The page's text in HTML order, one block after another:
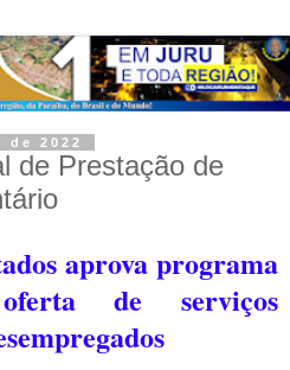
2022
de Prestação de
aprova programa
de serviços